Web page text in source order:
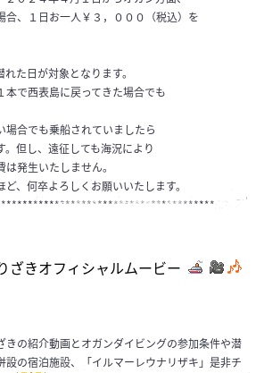
合、１日お一人￥３，０００（税込）を
た日が対象となります。
で西表島に戻ってきた場合でも
場合でも乗船されていましたら
但し、遠征しても海況により
発生いたしません。
、何卒よろしくお願いいたします。
ざきオフィシャルムービー
きの紹介動画とオガンダイビングの参加条件や潜
設の宿泊施設、「イルマーレウナリザキ」是非チ